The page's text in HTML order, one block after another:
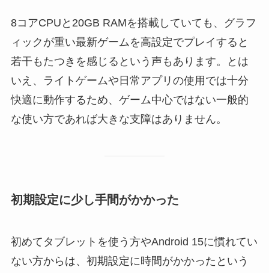
8コアCPUと20GB RAMを搭載していても、グラフ
ィックが重い最新ゲームを高設定でプレイすると
若干もたつきを感じるという声もあります。とは
いえ、ライトゲームや日常アプリの使用では十分
快適に動作するため、ゲーム中心ではない一般的
な使い方であれば大きな支障はありません。
初期設定に少し手間がかかった
初めてタブレットを使う方やAndroid 15に慣れてい
ない方からは、初期設定に時間がかかったという